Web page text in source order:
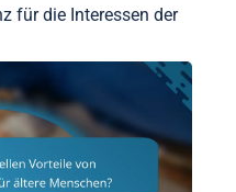
für die Interessen der